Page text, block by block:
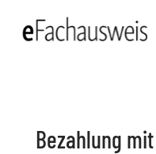
Bezahlung